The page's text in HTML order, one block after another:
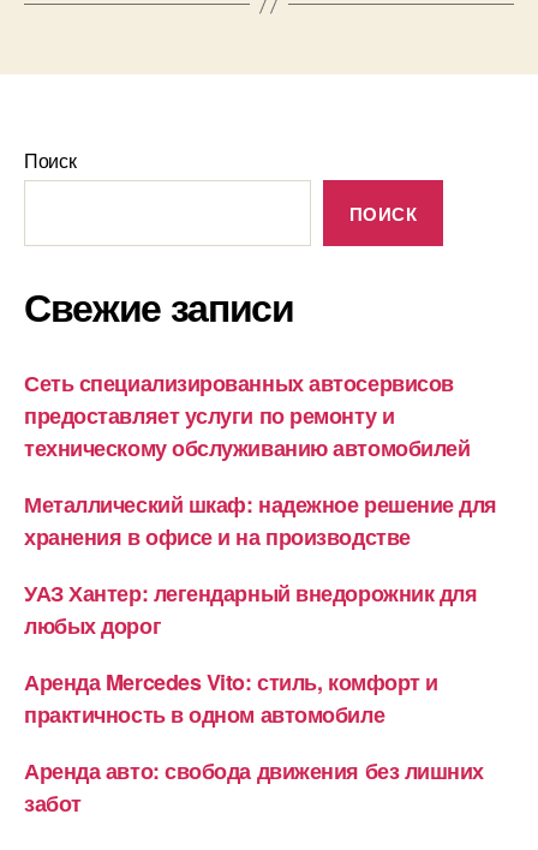
Поиск
ПОИСК
Свежие записи
Сеть специализированных автосервисов
предоставляет услуги по ремонту и
техническому обслуживанию автомобилей
Металлический шкаф: надежное решение для
хранения в офисе и на производстве
УАЗ Хантер: легендарный внедорожник для
любых дорог
Аренда Mercedes Vito: стиль, комфорт и
практичность в одном автомобиле
Аренда авто: свобода движения без лишних
забот